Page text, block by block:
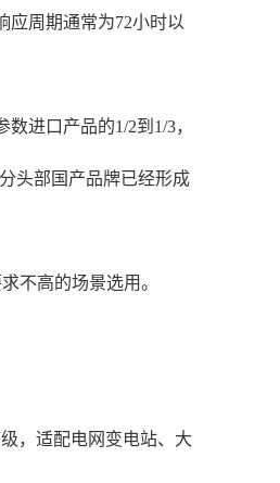
应周期通常为72小时以
进口产品的1/2到1/3，
头部国产品牌已经形成
不高的场景选用。
，适配电网变电站、大